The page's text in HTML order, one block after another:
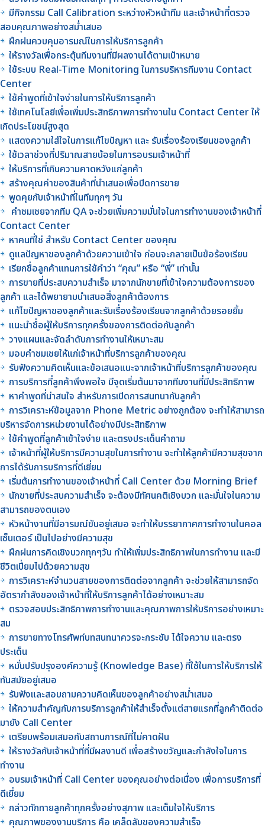
มีกิจกรรม Call Calibration ระหว่างหัวหน้าทีม และเจ้าหน้าที่ตรวจ
สอบคุณภาพอย่างสม่ำเสมอ
ฝึกฝนควบคุมอารมณ์ในการให้บริการลูกค้า
ให้รางวัลเพื่อกระตุ้นทีมงานที่มีผลงานได้ตามเป้าหมาย
ใช้ระบบ Real-Time Monitoring ในการบริหารทีมงาน Contact
Center
ใช้คำพูดที่เข้าใจง่ายในการให้บริการลูกค้า
ใช้เทคโนโลยีเพื่อเพิ่มประสิทธิภาพการทำงานใน Contact Center ให้
เกิดประโยชน์สูงสุด
แสดงความใส่ใจในการแก้ไขปัญหา และ รับเรื่องร้องเรียนของลูกค้า
ใช้เวลาช่วงที่ปริมาณสายน้อยในการอบรมเจ้าหน้าที่
ให้บริการที่เกินความคาดหวังแก่ลูกค้า
สร้างคุณค่าของสินค้าที่นำเสนอเพื่อปิดการขาย
พูดคุยกับเจ้าหน้าที่ในทีมทุกๆ วัน
คำชมเชยจากทีม QA จะช่วยเพิ่มความมั่นใจในการทำงานของเจ้าหน้าที่
Contact Center
หาคนที่ใช่ สำหรับ Contact Center ของคุณ
ดูแลปัญหาของลูกค้าด้วยความเข้าใจ ก่อนจะกลายเป็นข้อร้องเรียน
เรียกชื่อลูกค้าแทนการใช้คำว่า “คุณ” หรือ “พี่” เท่านั้น
การขายที่ประสบความสำเร็จ มาจากนักขายที่เข้าใจความต้องการของ
ลูกค้า และได้พยายามนำเสนอสิ่งลูกค้าต้องการ
แก้ไขปัญหาของลูกค้าและรับเรื่องร้องเรียนจากลูกค้าด้วยรอยยิ้ม
แนะนำชื่อผู้ให้บริการทุกครั้งของการติดต่อกับลูกค้า
วางแผนและจัดลำดับการทำงานให้เหมาะสม
มอบคำชมเชยให้แก่เจ้าหน้าที่บริการลูกค้าของคุณ
รับฟังความคิดเห็นและข้อเสนอแนะจากเจ้าหน้าที่บริการลูกค้าของคุณ
การบริการที่ลูกค้าพึงพอใจ มีจุดเริ่มต้นมาจากทีมงานที่มีประสิทธิภาพ
หาคำพูดที่น่าสนใจ สำหรับการเปิดการสนทนากับลูกค้า
การวิเคราะห์ข้อมูลจาก Phone Metric อย่างถูกต้อง จะทำให้สามารถ
บริหารจัดการหน่วยงานได้อย่างมีประสิทธิภาพ
ใช้คำพูดที่ลูกค้าเข้าใจง่าย และตรงประเด็นคำถาม
เจ้าหน้าที่ผู้ให้บริการมีความสุขในการทำงาน จะทำให้ลูกค้ามีความสุขจาก
การได้รับการบริการที่ดีเยี่ยม
เริ่มต้นการทำงานของเจ้าหน้าที่ Call Center ด้วย Morning Brief
นักขายที่ประสบความสำเร็จ จะต้องมีทัศนคติเชิงบวก และมั่นใจในความ
สามารถของตนเอง
หัวหน้างานที่มีอารมณ์ขันอยู่เสมอ จะทำให้บรรยากาศการทำงานในคอล
เซ็นเตอร์ เป็นไปอย่างมีความสุข
ฝึกฝนการคิดเชิงบวกทุกๆวัน ทำให้เพิ่มประสิทธิภาพในการทำงาน และมี
ชีวิตเปี่ยมไปด้วยความสุข
การวิเคราะห์จำนวนสายของการติดต่อจากลูกค้า จะช่วยให้สามารถจัด
อัตรากำลังของเจ้าหน้าที่ให้บริการลูกค้าได้อย่างเหมาะสม
ตรวจสอบประสิทธิภาพการทำงานและคุณภาพการให้บริการอย่างเหมาะ
สม
การขายทางโทรศัพท์บทสนทนาควรจะกระชับ ได้ใจความ และตรง
ประเด็น
หมั่นปรับปรุงองค์ความรู้ (Knowledge Base) ที่ใช้ในการให้บริการให้
ทันสมัยอยู่เสมอ
รับฟังและสอบถามความคิดเห็นของลูกค้าอย่างสม่ำเสมอ
ให้ความสำคัญกับการบริการลูกค้าให้สำเร็จตั้งแต่สายแรกที่ลูกค้าติดต่อ
มายัง Call Center
เตรียมพร้อมเสมอกับสถานการณ์ที่ไม่คาดฝัน
ให้รางวัลกับเจ้าหน้าที่ที่มีผลงานดี เพื่อสร้างขวัญและกำลังใจในการ
ทำงาน
อบรมเจ้าหน้าที่ Call Center ของคุณอย่างต่อเนื่อง เพื่อการบริการที่
ดีเยี่ยม
กล่าวทักทายลูกค้าทุกครั้งอย่างสุภาพ และเต็มใจให้บริการ
คุณภาพของงานบริการ คือ เคล็ดลับของความสำเร็จ